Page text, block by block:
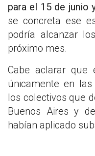
para el 15 de junio
se concreta ese
podría alcanzar
próximo mes.
Cabe aclarar que
únicamente en
los colectivos que
Buenos Aires y
habían aplicado